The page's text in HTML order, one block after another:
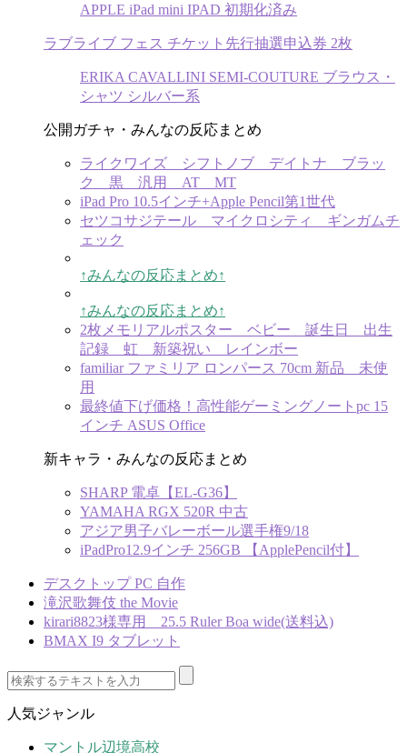
APPLE iPad mini IPAD 初期化済み
ラブライブ フェス チケット先行抽選申込券 2枚
ERIKA CAVALLINI SEMI-COUTURE ブラウス・
シャツ シルバー系
公開ガチャ・みんなの反応まとめ
ライクワイズ シフトノブ デイトナ ブラッ
ク 黒 汎用 AT MT
iPad Pro 10.5インチ+Apple Pencil第1世代
セツコサジテール マイクロシティ ギンガムチ
ェック
↑みんなの反応まとめ↑
↑みんなの反応まとめ↑
2枚メモリアルポスター ベビー 誕生日 出生
記録 虹 新築祝い レインボー
familiar ファミリア ロンパース 70cm 新品 未使
用
最終値下げ価格！高性能ゲーミングノートpc 15
インチ ASUS Office
新キャラ・みんなの反応まとめ
SHARP 電卓【EL-G36】
YAMAHA RGX 520R 中古
アジア男子バレーボール選手権9/18
iPadPro12.9インチ 256GB 【ApplePencil付】
デスクトップ PC 自作
滝沢歌舞伎 the Movie
kirari8823様専用 25.5 Ruler Boa wide(送料込)
BMAX I9 タブレット
人気ジャンル
マントル辺境高校